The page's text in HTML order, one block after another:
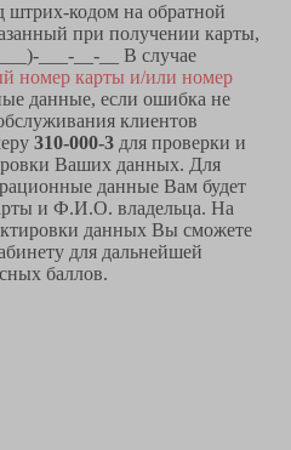
кодом на обратной
при получении карты,
___-__-__ В случае
номер карты и/или номер
данные, если ошибка не
клиентов
310-000-3 для проверки и
Ваших данных. Для
данные Вам будет
и Ф.И.О. владельца. На
данных Вы сможете
для дальнейшей
баллов.